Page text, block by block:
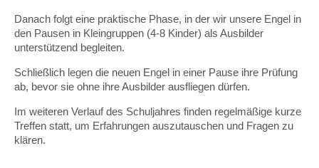
Danach folgt eine praktische Phase, in der wir unsere Engel in
den Pausen in Kleingruppen (4-8 Kinder) als Ausbilder
unterstützend begleiten.
Schließlich legen die neuen Engel in einer Pause ihre Prüfung
ab, bevor sie ohne ihre Ausbilder ausfliegen dürfen.
Im weiteren Verlauf des Schuljahres finden regelmäßige kurze
Treffen statt, um Erfahrungen auszutauschen und Fragen zu
klären.